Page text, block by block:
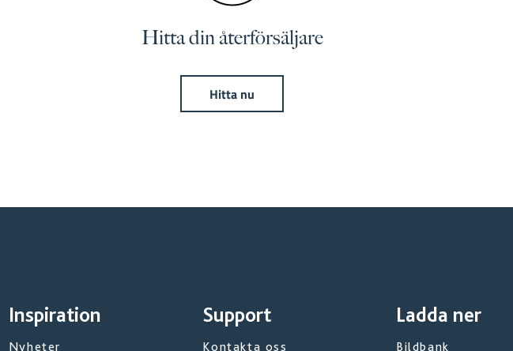
Hitta din återförsäljare
Hitta nu
Inspiration
Nyheter
Support
Kontakta oss
Ladda ner
Bildbank